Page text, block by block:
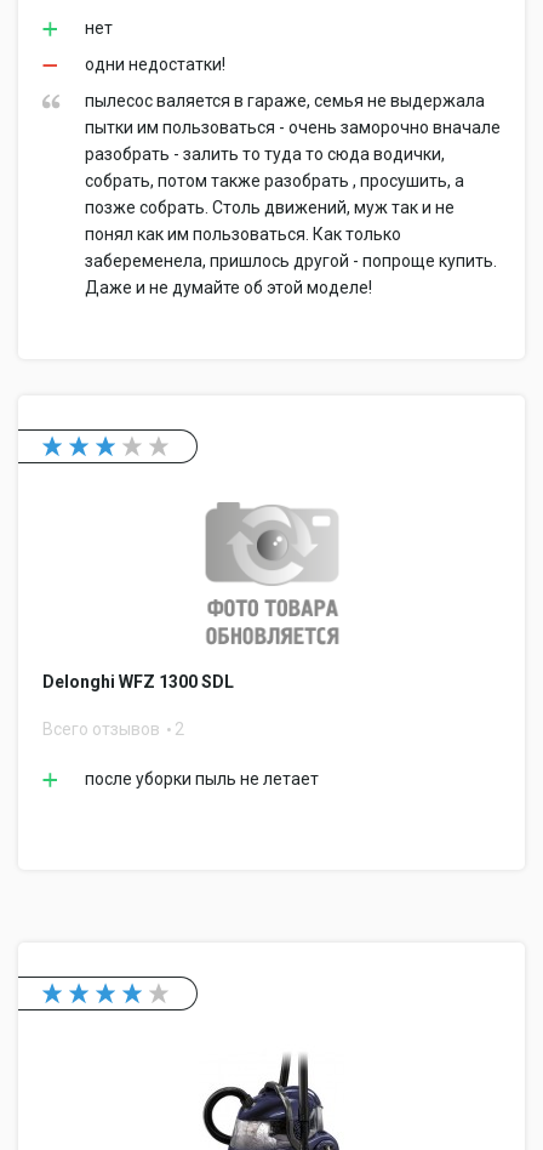
нет
одни недостатки!
пылесос валяется в гараже, семья не выдержала
пытки им пользоваться - очень заморочно вначале
разобрать - залить то туда то сюда водички,
собрать, потом также разобрать , просушить, а
позже собрать. Столь движений, муж так и не
понял как им пользоваться. Как только
забеременела, пришлось другой - попроще купить.
Даже и не думайте об этой моделе!
Delonghi WFZ 1300 SDL
Всего отзывов 2
после уборки пыль не летает